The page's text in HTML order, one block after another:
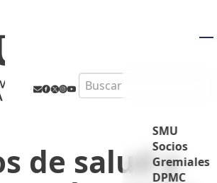
Search
SMU
Socios
Gremiales
DPMC
de salud y